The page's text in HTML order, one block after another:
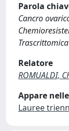
Parola
Cancro
Trascrittomica
Relatore
ROMUALDI,
Appare
Lauree